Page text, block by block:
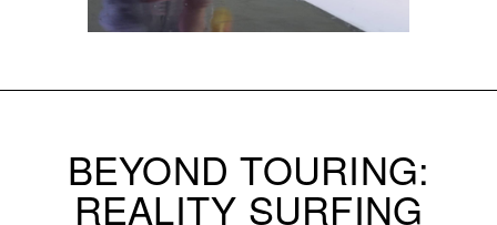
ENGLISH
BEYOND TOURING:
REALITY SURFING